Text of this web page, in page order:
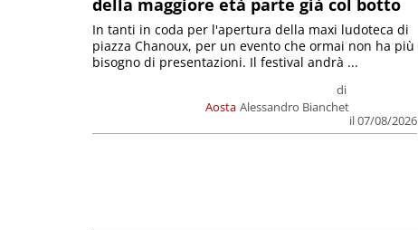
della maggiore età parte già col botto
Aosta
di
Alessandro Bianchet
il 07/08/2026
In tanti in coda per l'apertura della maxi ludoteca di
piazza Chanoux, per un evento che ormai non ha più
bisogno di presentazioni. Il festival andrà ...